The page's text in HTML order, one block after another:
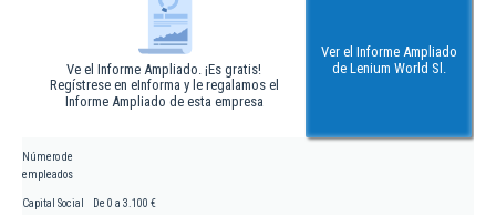
Ve el Informe Ampliado. ¡Es gratis!
Regístrese en eInforma y le regalamos el
Informe Ampliado de esta empresa
Ver el Informe Ampliado
de Lenium World Sl.
Número de
empleados
Capital Social De 0 a 3.100 €